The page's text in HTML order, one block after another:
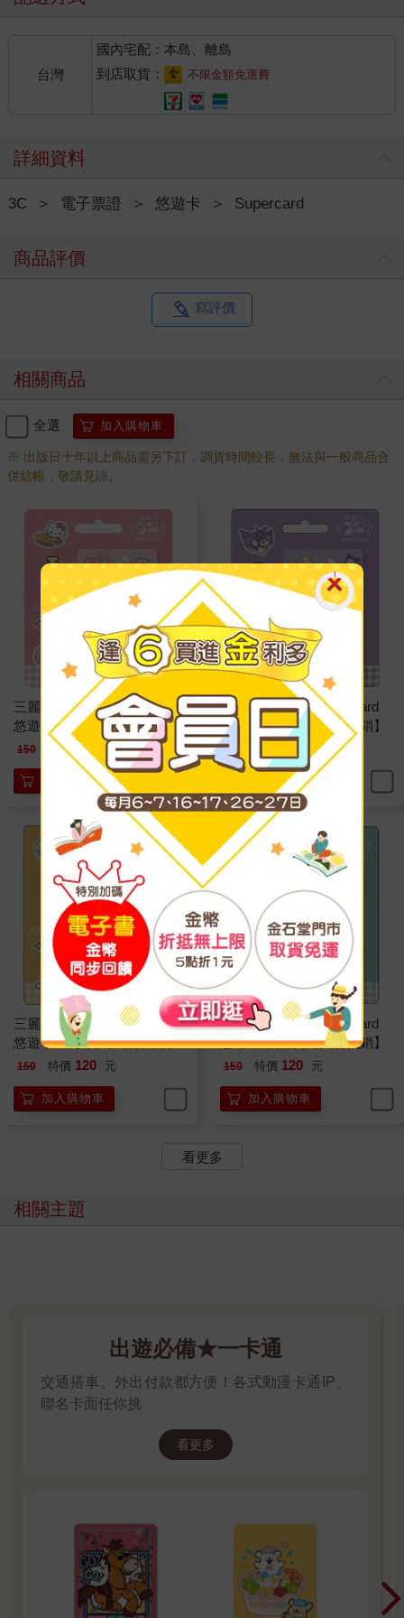
台灣
國內宅配：本島、離島
到店取貨：
不限金額免運費
詳細資料
3C ＞ 電子票證 ＞ 悠遊卡 ＞ Supercard
商品評價
寫評價
相關商品
全選 加入購物車
※ 出版日十年以上商品需另下訂，調貨時間較長，無法與一般商品合
併結帳，敬請見諒。
三麗鷗甜點時光SuperCard
悠遊卡-Hello Kitty【受託代
銷】
150 特價 120 元
加入購物車
三麗鷗甜點時光SuperCard
悠遊卡-酷洛米【受託代銷】
150 元
加入購物車
三麗鷗甜點時光SuperCard
悠遊卡-布丁狗【受託代銷】
150 特價 120 元
加入購物車
三麗鷗甜點時光SuperCard
悠遊卡-帕恰狗【受託代銷】
150 特價 120 元
加入購物車
看更多
相關主題
出遊必備★一卡通
交通搭車、外出付款都方便！各式動漫卡通IP、
聯名卡面任你挑
看更多